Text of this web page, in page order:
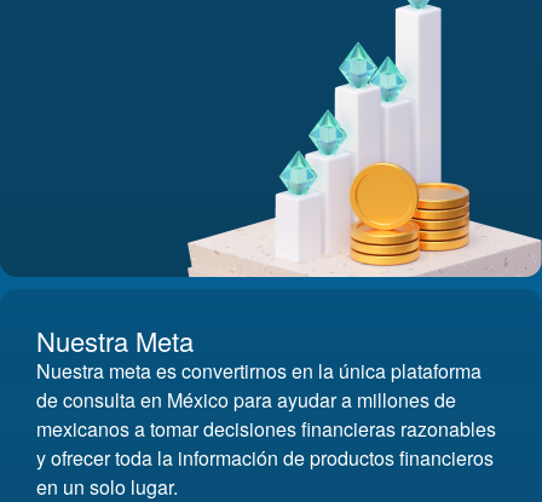
Nuestra Meta
Nuestra meta es convertirnos en la única plataforma
de consulta en México para ayudar a millones de
mexicanos a tomar decisiones financieras razonables
y ofrecer toda la información de productos financieros
en un solo lugar.